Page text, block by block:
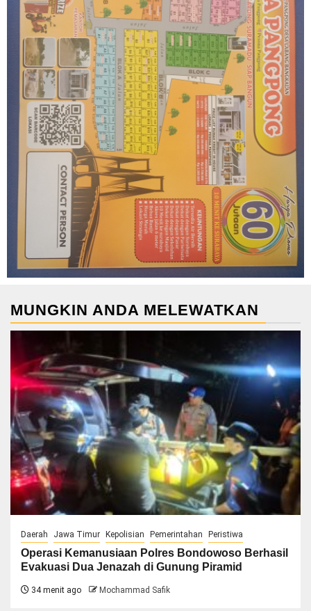
MUNGKIN ANDA MELEWATKAN
Daerah Jawa Timur Kepolisian Pemerintahan Peristiwa
Operasi Kemanusiaan Polres Bondowoso Berhasil
Evakuasi Dua Jenazah di Gunung Piramid
34 menit ago Mochammad Safik